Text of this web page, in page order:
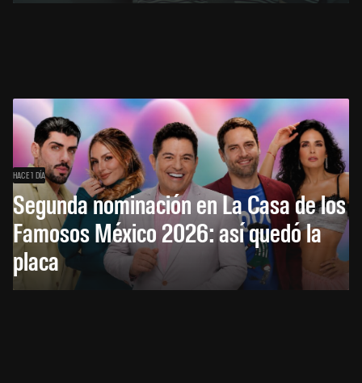
HACE 1 DÍA
Segunda nominación en La Casa de los
Famosos México 2026: así quedó la
placa